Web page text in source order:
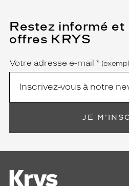
Restez informé et
offres KRYS
Name
Votre adresse e-mail *
(Ce
champ
est
obligatoire)
JE